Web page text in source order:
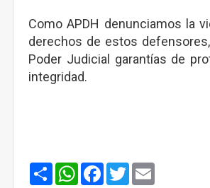
Como APDH denunciamos la
derechos de estos
Poder Judicial garantías de
integridad.
ShareWhatsApp
Facebook
Twitter